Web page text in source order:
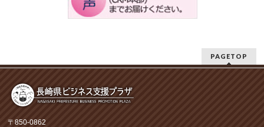
PAGETOP
〒850-0862